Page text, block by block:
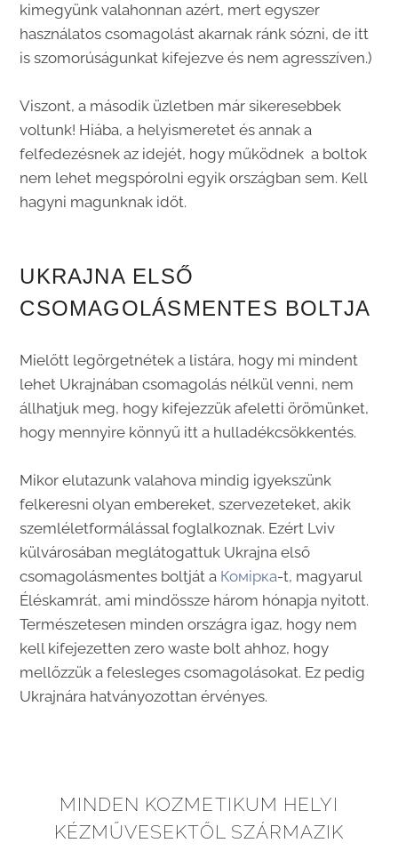
kimegyünk valahonnan azért, mert egyszer
használatos csomagolást akarnak ránk sózni, de itt
is szomorúságunkat kifejezve és nem agresszíven.)
Viszont, a második üzletben már sikeresebbek
voltunk! Hiába, a helyismeretet és annak a
felfedezésnek az idejét, hogy működnek a boltok
nem lehet megspórolni egyik országban sem. Kell
hagyni magunknak időt.
UKRAJNA ELSŐ
CSOMAGOLÁSMENTES BOLTJA
Mielőtt legörgetnétek a listára, hogy mi mindent
lehet Ukrajnában csomagolás nélkül venni, nem
állhatjuk meg, hogy kifejezzük afeletti örömünket,
hogy mennyire könnyű itt a hulladékcsökkentés.
Mikor elutazunk valahova mindig igyekszünk
felkeresni olyan embereket, szervezeteket, akik
szemléletformálással foglalkoznak. Ezért Lviv
külvárosában meglátogattuk Ukrajna első
csomagolásmentes boltját a Комірка-t, magyarul
Éléskamrát, ami mindössze három hónapja nyitott.
Természetesen minden országra igaz, hogy nem
kell kifejezetten zero waste bolt ahhoz, hogy
mellőzzük a felesleges csomagolásokat. Ez pedig
Ukrajnára hatványozottan érvényes.
MINDEN KOZMETIKUM HELYI
KÉZMŰVESEKTŐL SZÁRMAZIK